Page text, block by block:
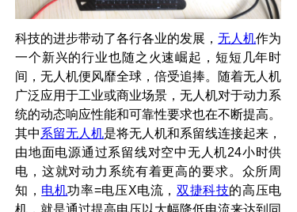
科技的进步带动了各行各业的发展，无人机作为
一个新兴的行业也随之火速崛起，短短几年时
间，无人机便风靡全球，倍受追捧。随着无人机
广泛应用于工业或商业场景，无人机对于动力系
统的动态响应性能和可靠性要求也在不断提高。
其中系留无人机是将无人机和系留线连接起来，
由地面电源通过系留线对空中无人机24小时供
电，这就对动力系统有着更高的要求。众所周
知， 电机功率=电压X电流， 双捷科技的高压电